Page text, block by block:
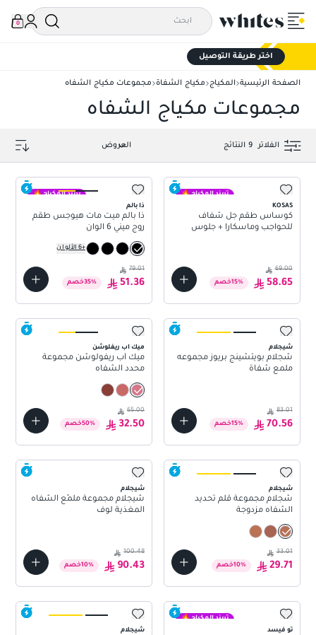
0
اختر طريقة التوصيل
الصفحة الرئيسية المكياج مكياج الشفاة مجموعات مكياج الشفاه
مجموعات مكياج الشفاه
الفلاتر 9 النتائج
تريند المكياج 🔥
KOSAS
كوساس طقم جل شفاف
للحواجب وماسكارا + جلوس
69.00
58.65
15% خصم
تريند المكياج 🔥
ذا بالم
ذا بالم ميت مات هيوجس طقم
روج ميني 6 الوان
+
6 الألوان
79.01
51.36
35% خصم
شيجلام
شجلام بويتشينج بريوز مجموعه
ملمع شفاة
83.01
70.56
15% خصم
ميك اب ريفلوشن
ميك أب ريفولوشن مجموعة
محدد الشفاه
65.00
32.50
50% خصم
شيجلام
شجلام مجموعة قلم تحديد
الشفاه مزدوجة
33.01
29.71
10% خصم
شيجلام
شيجلام مجموعة ملمّع الشفاه
المغذية لوف
100.48
90.43
10% خصم
تريند المكياج 🔥
تو فيسد
شيجلام